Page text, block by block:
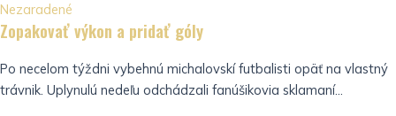
Nezaradené
Zopakovať výkon a pridať góly
Po necelom týždni vybehnú michalovskí futbalisti opäť na vlastný
trávnik. Uplynulú nedeľu odchádzali fanúšikovia sklamaní...